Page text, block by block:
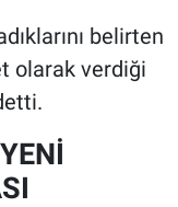
belirten
olarak verdiği